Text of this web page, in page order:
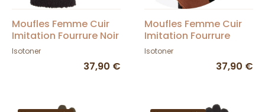
Moufles Femme Cuir
Imitation Fourrure Noir
- Isotoner
Isotoner
37,90 €
Moufles Femme Cuir
Imitation Fourrure
Cognac - Isotoner
Isotoner
37,90 €